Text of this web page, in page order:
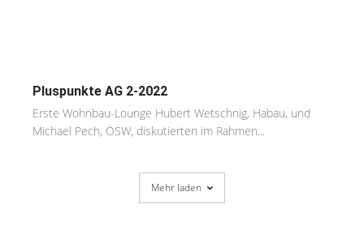
Pluspunkte AG 2-2022
Erste Wohnbau-Lounge Hubert Wetschnig, Habau, und
Michael Pech, ÖSW, diskutierten im Rahmen...
Mehr laden